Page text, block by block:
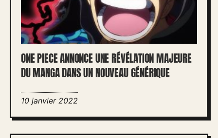
ONE PIECE ANNONCE UNE RÉVÉLATION MAJEURE
DU MANGA DANS UN NOUVEAU GÉNÉRIQUE
10 janvier 2022